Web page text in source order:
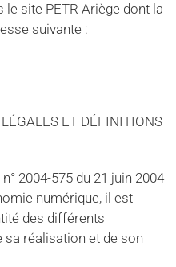
site PETR Ariège dont la
suivante :
ET DÉFINITIONS
2004-575 du 21 juin 2004
numérique, il est
des différents
sa réalisation et de son